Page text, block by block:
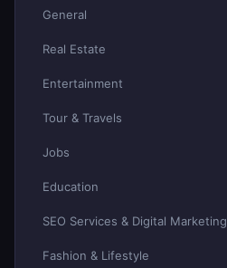
General
Real Estate
Entertainment
Tour & Travels
Jobs
Education
SEO Services & Digital Marketing
Fashion & Lifestyle